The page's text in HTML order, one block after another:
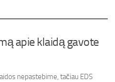
apie klaidą gavote
nepastebime, tačiau EDS